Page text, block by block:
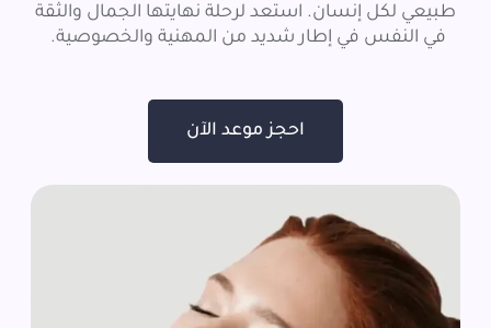
طبيعي لكل إنسان. استعد لرحلة نهايتها الجمال والثقة
في النفس في إطار شديد من المهنية والخصوصية.
احجز موعد الآن